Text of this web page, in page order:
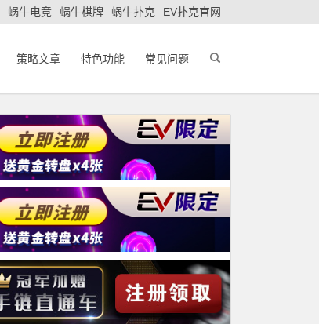
蜗牛电竞 蜗牛棋牌 蜗牛扑克 EV扑克官网
策略文章 特色功能 常见问题